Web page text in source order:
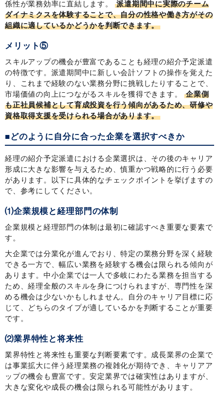
係性が業務効率に直結します。派遣期間中に実際のチーム
ダイナミクスを体験することで、自分の性格や働き方がその
組織に適しているかどうかを判断できます。
メリット⑤
スキルアップの機会が豊富であることも経理の紹介予定派遣
の特徴です。派遣期間中に新しい会計ソフトの操作を覚えた
り、これまで経験のない業務分野に挑戦したりすることで、
市場価値の向上につながるスキルを獲得できます。
企業側
も正社員候補として育成投資を行う傾向があるため、研修や
資格取得支援を受けられる場合があります。
■どのように自分に合った企業を選択すべきか
経理の紹介予定派遣における企業選択は、その後のキャリア
形成に大きな影響を与えるため、慎重かつ戦略的に行う必要
があります。以下に具体的なチェックポイントを挙げますの
で、参考にしてください。
⑴企業規模と経理部門の体制
企業規模と経理部門の体制は最初に確認すべき重要な要素で
す。
大企業では分業化が進んでおり、特定の業務分野を深く経験
できる一方で、幅広い業務を経験する機会は限られる傾向が
あります。中小企業では一人で多岐にわたる業務を担当する
ため、経理全般のスキルを身につけられますが、専門性を深
める機会は少ないかもしれません。自分のキャリア目標に応
じて、どちらのタイプが適しているかを判断することが重要
です。
⑵業界特性と将来性
業界特性と将来性も重要な判断要素です。成長業界の企業で
は事業拡大に伴う経理業務の複雑化が期待でき、キャリアア
ップの機会も豊富です。安定業界では確実性はありますが、
大きな変化や成長の機会は限られる可能性があります。